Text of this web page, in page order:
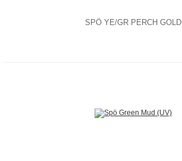
SPÖ YE/GR PERCH GOLD